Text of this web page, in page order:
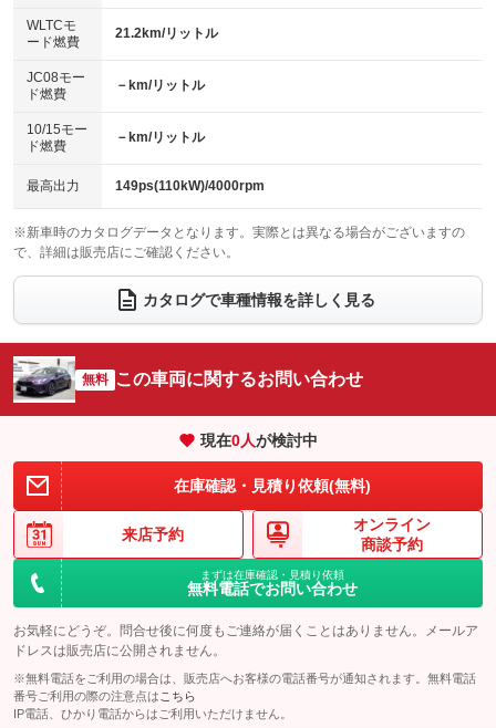
センターデフロック
：装備なし
電動格納ミラー
：装備あり
エアロ
：装備なし
：装備なし
パワーシート
ベンチシート
：装備なし
チップアップシート
：装備なし
：装備なし ：装備あり
ウォークスルー
：装備なし
電動リアゲート フロントカメラ
：装備あり
：装備なし ：装備あり
サイドカメラ
：装備あり ルーフレール
：装備あり
：装備なし
：装備なし
WLTCモ
ード燃費
21.2km/リットル
JC08モー
ド燃費
－km/リットル
10/15モー
ド燃費
－km/リットル
最高出力 149ps(110kW)/4000rpm
※新車時のカタログデータとなります。実際とは異なる場合がございますの
で、詳細は販売店にご確認ください。
カタログで車種情報を詳しく見る
無料 この車両に関するお問い合わせ
現在0人が検討中
在庫確認・見積り依頼(無料)
来店予約
オンライン
商談予約
まずは在庫確認・見積り依頼
無料電話でお問い合わせ
お気軽にどうぞ。問合せ後に何度もご連絡が届くことはありません。メールア
ドレスは販売店に公開されません。
※無料電話をご利用の場合は、販売店へお客様の電話番号が通知されます。無料電話
番号ご利用の際の注意点は こちら
IP電話、ひかり電話からはご利用いただけません。